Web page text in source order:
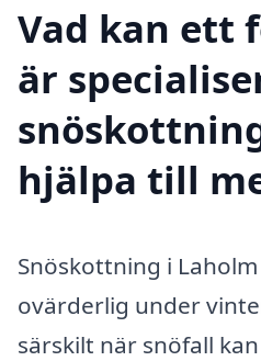
Vad kan ett
är
hjälpa till
Snöskottning i
ovärderlig under
särskilt när snöfall